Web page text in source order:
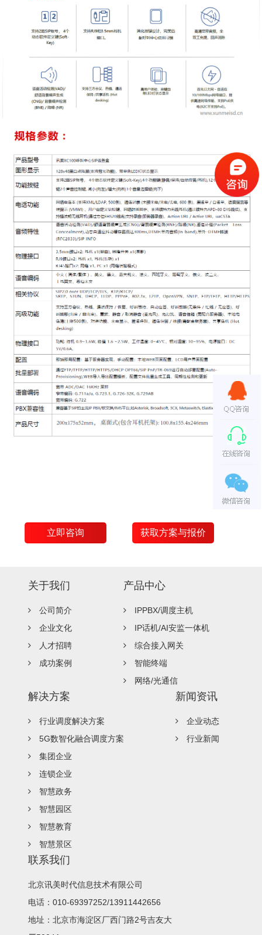
立即咨询 获取方案与报价
关于我们
公司简介
企业文化
人才招聘
成功案例
产品中心
IPPBX/调度主机
IP话机/AI安监一体机
综合接入网关
智能终端
网络/光通信
解决方案
行业调度解决方案
5G数智化融合调度方案
集团企业
连锁企业
智慧政务
智慧园区
智慧教育
智慧景区
新闻资讯
企业动态
行业新闻
联系我们
北京讯美时代信息技术有限公司
电话：010-69397252/13911442656
地址：北京市海淀区厂西门路2号吉友大